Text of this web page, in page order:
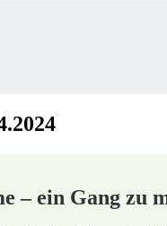
– ein Gang zu